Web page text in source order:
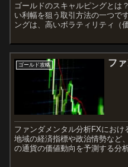
ゴールドのスキャルピングとは
い利幅を狙う取引方法の一つで
ングは、高いボラティリティ（
で...
ゴールド攻略 フ
ファンダメンタル分析FXにお
地域の経済指標や政治情勢など
の通貨の価値動向を予測する分